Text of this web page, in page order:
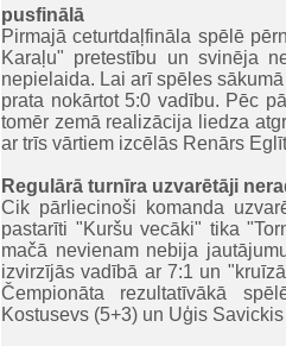
pusfinālā
Pirmajā ceturtdaļfināla spēlē
Karaļu" pretestību un svinēja
nepielaida. Lai arī spēles
prata nokārtot 5:0 vadību. Pēc
tomēr zemā realizācija liedza
ar trīs vārtiem izcēlās Renārs
Regulārā turnīra uzvarētāji
Cik pārliecinoši komanda
pastarīti "Kuršu vecāki" tika
mačā nevienam nebija
izvirzījās vadībā ar 7:1 un
Čempionāta rezultatīvākā
Kostusevs (5+3) un Uģis